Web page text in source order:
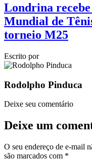
Londrina
Mundial de
torneio M25
Escrito por
Rodolpho Pinduca
Deixe seu comentário
Deixe um
O seu endereço de e-mail
são marcados com *